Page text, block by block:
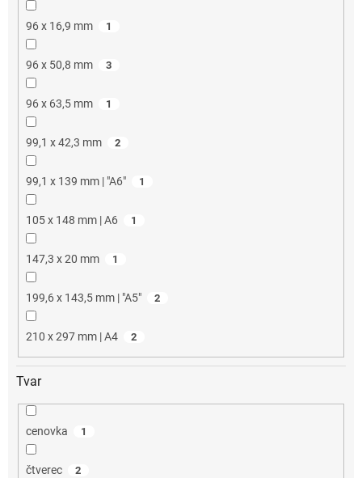
96 x 16,9 mm 1
96 x 50,8 mm 3
96 x 63,5 mm 1
99,1 x 42,3 mm 2
99,1 x 139 mm | "A6" 1
105 x 148 mm | A6 1
147,3 x 20 mm 1
199,6 x 143,5 mm | "A5" 2
210 x 297 mm | A4 2
Tvar
cenovka 1
čtverec 2